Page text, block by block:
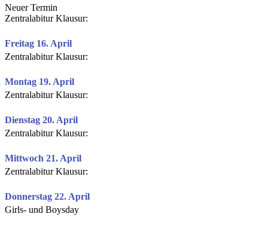
Neuer Termin
Zentralabitur Klausur:
Freitag 16. April
Zentralabitur Klausur:
Montag 19. April
Zentralabitur Klausur:
Dienstag 20. April
Zentralabitur Klausur:
Mittwoch 21. April
Zentralabitur Klausur:
Donnerstag 22. April
Girls- und Boysday